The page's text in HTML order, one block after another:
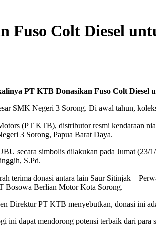
Fuso Colt Diesel
PT KTB Donasikan Fuso Colt Diesel
SMK Negeri 3 Sorong. Di awal tahun,
(PT KTB), distributor resmi kendaraan
3 Sorong, Papua Barat Daya.
secara simbolis dilakukan pada Jumat
S.Pd.
terima donasi antara lain Saur Sitinjak –
Bosowa Berlian Motor Kota Sorong.
Direktur PT KTB menyebutkan, donasi ini
ini dapat mendorong potensi terbaik dari